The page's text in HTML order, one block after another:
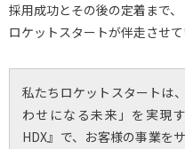
採用成功とその後の定着まで、
ロケットスタートが伴走させて
私たちロケットスタートは
わせになる未来」を実現
HDX』で、お客様の事業を